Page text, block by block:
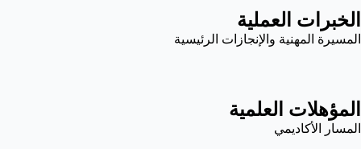
الخبرات العملية
المسيرة المهنية والإنجازات الرئيسية
المؤهلات العلمية
المسار الأكاديمي